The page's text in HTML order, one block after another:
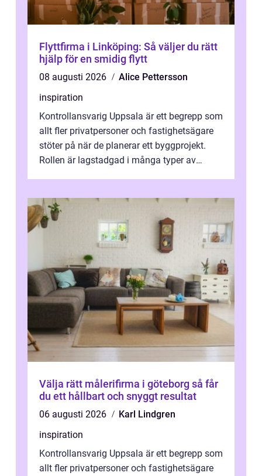
Flyttfirma i Linköping: Så väljer du rätt
hjälp för en smidig flytt
08 augusti 2026
Alice Pettersson
inspiration
Kontrollansvarig Uppsala är ett begrepp som
allt fler privatpersoner och fastighetsägare
stöter på när de planerar ett byggprojekt.
Rollen är lagstadgad i många typer av
Välja rätt målerifirma i göteborg så får
du ett hållbart och snyggt resultat
06 augusti 2026
Karl Lindgren
inspiration
Kontrollansvarig Uppsala är ett begrepp som
allt fler privatpersoner och fastighetsägare